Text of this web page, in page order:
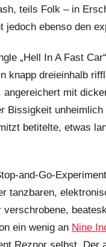
teils Folk – in
ebenso den
„Hell In A Fast
knapp dreieinhalb
mit
Bissigkeit
betitelte, etwas
and-Go-
tanzbaren,
verschrobene,
ein wenig an Nine